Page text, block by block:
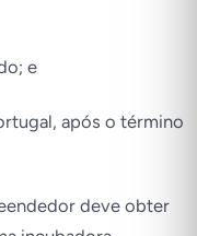
e
após o término
deve obter